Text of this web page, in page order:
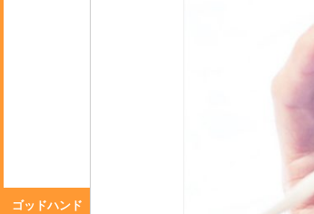
ゴッドハンド